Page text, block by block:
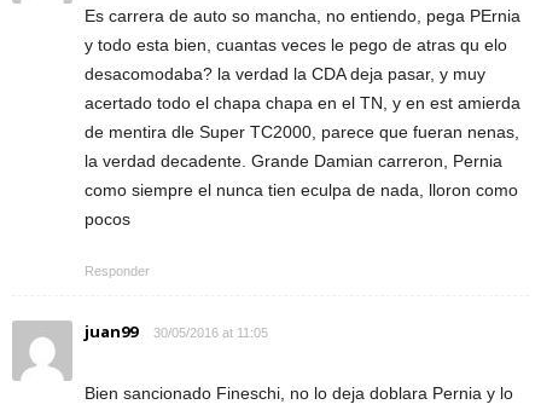
Es carrera de auto so mancha, no entiendo, pega PErnia
y todo esta bien, cuantas veces le pego de atras qu elo
desacomodaba? la verdad la CDA deja pasar, y muy
acertado todo el chapa chapa en el TN, y en est amierda
de mentira dle Super TC2000, parece que fueran nenas,
la verdad decadente. Grande Damian carreron, Pernia
como siempre el nunca tien eculpa de nada, lloron como
pocos
Responder
juan99 30/05/2016 at 11:05
Bien sancionado Fineschi, no lo deja doblara Pernia y lo